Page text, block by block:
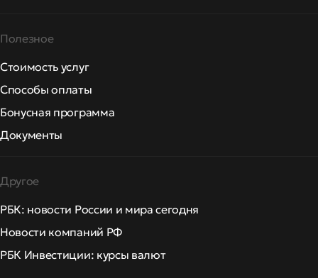
Полезное
Стоимость услуг
Способы оплаты
Бонусная программа
Документы
Другое
РБК: новости России и мира сегодня
Новости компаний РФ
РБК Инвестиции: курсы валют